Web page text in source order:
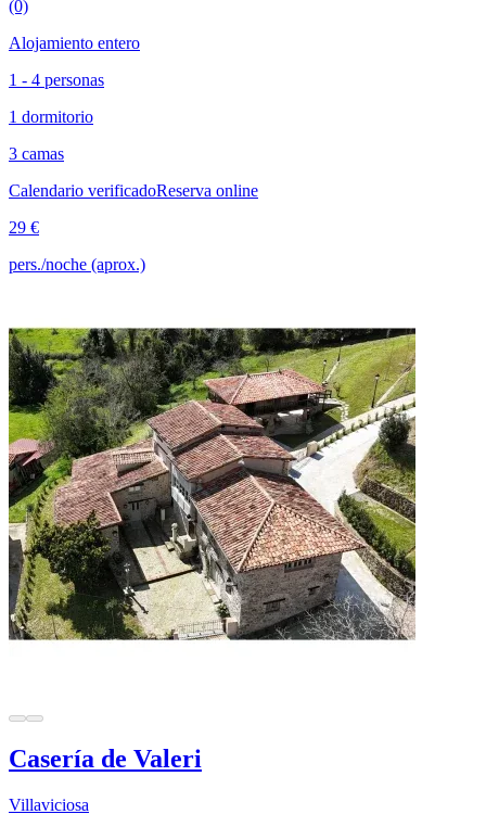
(0)
Alojamiento entero
1 - 4 personas
1 dormitorio
3 camas
Calendario verificadoReserva online
29 €
pers./noche (aprox.)
Casería de Valeri
Villaviciosa